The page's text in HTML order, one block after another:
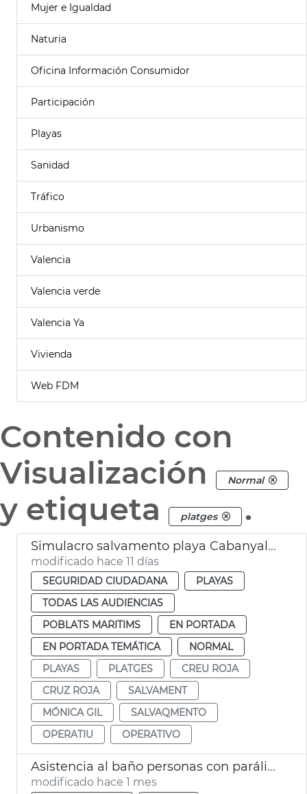
Mujer e Igualdad
Naturia
Oficina Información Consumidor
Participación
Playas
Sanidad
Tráfico
Urbanismo
Valencia
Valencia verde
Valencia Ya
Vivienda
Web FDM
Contenido con
Visualización
Normal
y etiqueta platges .
Simulacro salvamento playa Cabanyal València
modificado hace 11 días
SEGURIDAD CIUDADANA
PLAYAS
TODAS LAS AUDIENCIAS
POBLATS MARITIMS
EN PORTADA
EN PORTADA TEMÁTICA
NORMAL
PLAYAS
PLATGES
CREU ROJA
CRUZ ROJA
SALVAMENT
MÓNICA GIL
SALVAQMENTO
OPERATIU
OPERATIVO
Asistencia al baño personas con parálisis cerebral València
modificado hace 1 mes